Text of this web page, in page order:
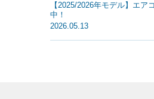
【2025/2026年モデル】エア
中！
2026.05.13